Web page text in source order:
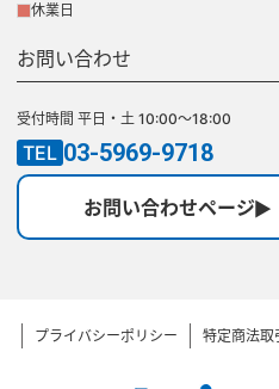
休業日
お問い合わせ
受付時間 平日・土 10:00～18:00
TEL 03-5969-9718
お問い合わせページ
プライバシーポリシー 特定商法取